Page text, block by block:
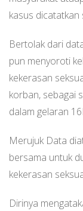
kasus
Bertolak dari
pun menyoroti
kekerasan
korban, sebagai
dalam gelaran
Merujuk Data
bersama untuk
kekerasan
Dirinya